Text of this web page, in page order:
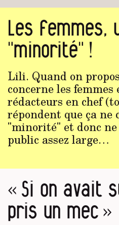
Les femmes,
"minorité" !
Lili. Quand on
concerne les femmes
rédacteurs en chef
répondent que ça ne
"minorité" et donc
public assez large…
« Si on avait
pris un mec »